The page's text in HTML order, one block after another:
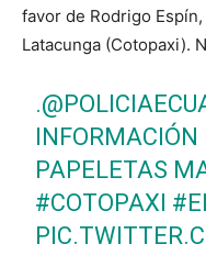
favor de Rodrigo
Latacunga (Cotopaxi).
.
INFORMACIÓN
PAPELETAS
#COTOPAXI